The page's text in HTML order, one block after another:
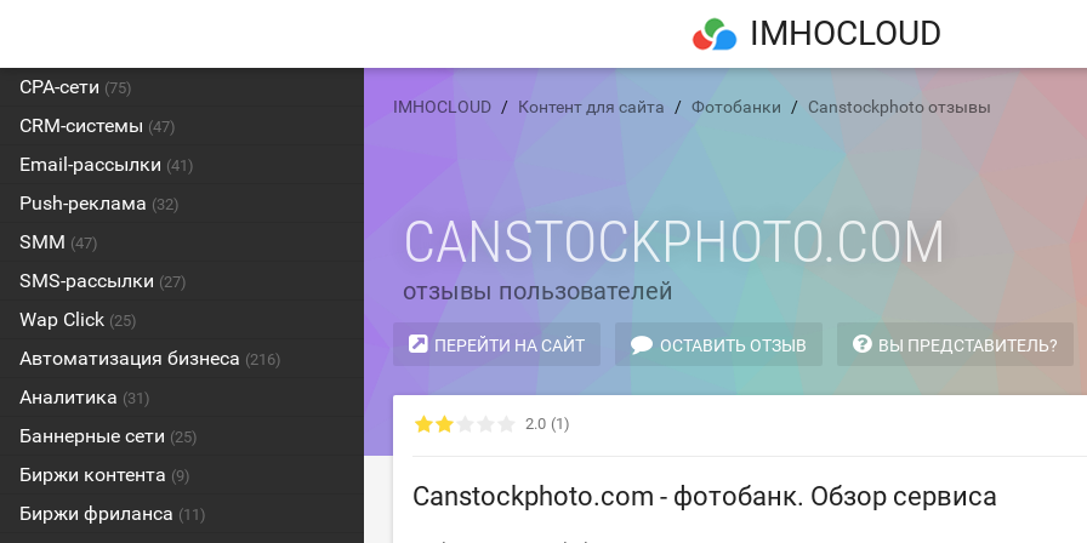
IMHOCLOUD
CPA-сети (75)
CRM-системы (47)
Email-рассылки (41)
Push-реклама (32)
SMM (47)
SMS-рассылки (27)
Wap Click (25)
Автоматизация бизнеса (216)
Аналитика (31)
Баннерные сети (25)
Биржи контента (9)
Биржи фриланса (11)
IMHOCLOUD Контент для сайта Фотобанки Canstockphoto отзывы
CANSTOCKPHOTO.COM
отзывы пользователей
ПЕРЕЙТИ НА САЙТ ОСТАВИТЬ ОТЗЫВ ВЫ ПРЕДСТАВИТЕЛЬ?
2.0 (1)
Canstockphoto.com - фотобанк. Обзор сервиса